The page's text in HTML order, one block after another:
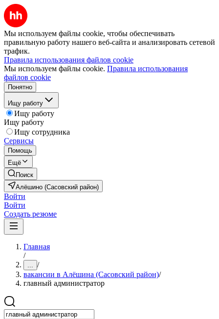
Мы используем файлы cookie, чтобы обеспечивать
правильную работу нашего веб-сайта и анализировать сетевой
трафик.
Правила использования файлов cookie
Мы используем файлы cookie. Правила использования
файлов cookie
Понятно
Ищу работу
Ищу работу
Ищу работу
Ищу сотрудника
Сервисы
Помощь
Ещё
Поиск
Алёшино (Сасовский район)
Войти
Войти
Создать резюме
Главная
/
... /
вакансии в Алёшина (Сасовский район)/
главный администратор